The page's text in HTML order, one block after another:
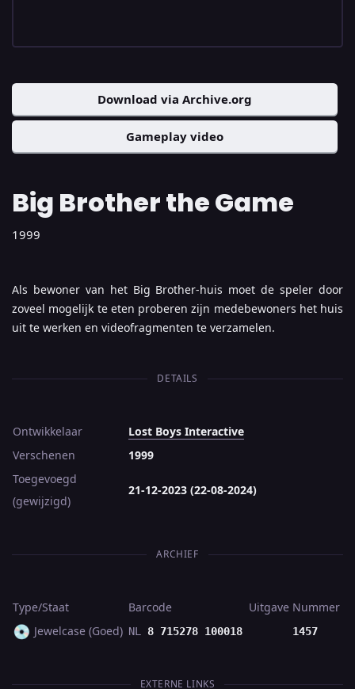
Download via Archive.org
Gameplay video
Big Brother the Game
1999
Als bewoner van het Big Brother-huis moet de speler door
zoveel mogelijk te eten proberen zijn medebewoners het huis
uit te werken en videofragmenten te verzamelen.
DETAILS
Ontwikkelaar
Lost Boys Interactive
Verschenen
1999
Toegevoegd
(gewijzigd)
21-12-2023 (22-08-2024)
ARCHIEF
Type/Staat Barcode Uitgave Nummer
💿 Jewelcase (Goed) NL 8 715278 100018 1457
EXTERNE LINKS